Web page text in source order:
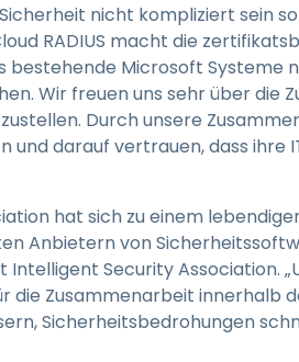
nicht kompliziert sein
RADIUS macht die
bestehende Microsoft Systeme
Wir freuen uns sehr über die
Durch unsere
und darauf vertrauen, dass
hat sich zu einem
Anbietern von
Security Association.
die Zusammenarbeit innerhalb
Sicherheitsbedrohungen